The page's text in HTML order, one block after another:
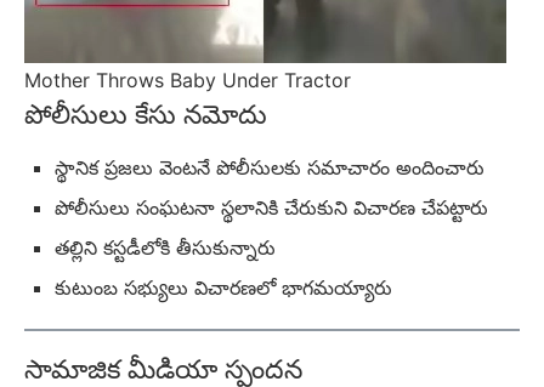
Mother Throws Baby Under Tractor
పోలీసులు కేసు నమోదు
స్థానిక ప్రజలు వెంటనే పోలీసులకు సమాచారం అందించారు
పోలీసులు సంఘటనా స్థలానికి చేరుకుని విచారణ చేపట్టారు
తల్లిని కస్టడీలోకి తీసుకున్నారు
కుటుంబ సభ్యులు విచారణలో భాగమయ్యారు
సామాజిక మీడియా స్పందన